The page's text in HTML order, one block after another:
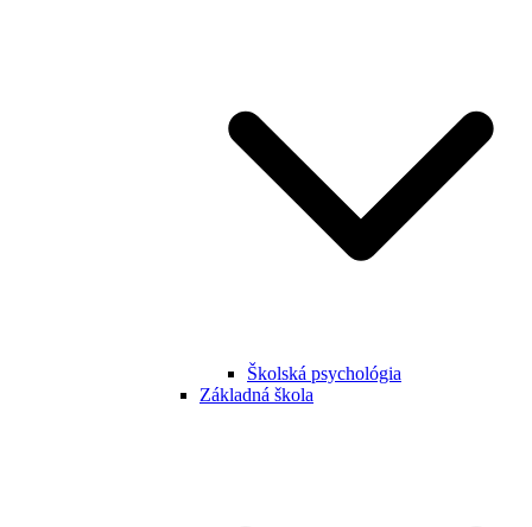
Školská psychológia
Základná škola